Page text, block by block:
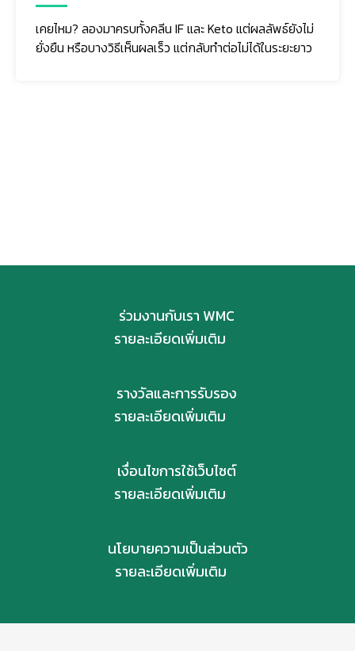
เคยไหม? ลองมาครบทั้งคลีน IF และ Keto แต่ผลลัพธ์ยังไม่
ยั่งยืน หรือบางวิธีเห็นผลเร็ว แต่กลับทำต่อไม่ได้ในระยะยาว
ร่วมงานกับเรา WMC
รายละเอียดเพิ่มเติม
รางวัลและการรับรอง
รายละเอียดเพิ่มเติม
เงื่อนไขการใช้เว็บไซต์
รายละเอียดเพิ่มเติม
นโยบายความเป็นส่วนตัว
รายละเอียดเพิ่มเติม